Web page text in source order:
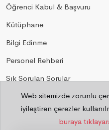
Öğrenci Kabul & Başvuru
Kütüphane
Bilgi Edinme
Personel Rehberi
Sık Sorulan Sorular
Gizlilik
©2026 Bilgi
Web sitemizde zorunlu
iyileştiren çerezler
buraya